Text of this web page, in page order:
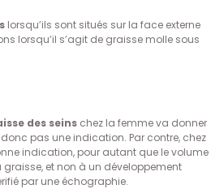
lorsqu’ils sont situés sur la face externe
lorsqu’il s’agit de graisse molle sous
des seins chez la femme va donner
donc pas une indication. Par contre, chez
indication, pour autant que le volume
et non à un développement
par une échographie.